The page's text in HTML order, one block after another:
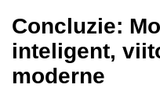
Concluzie:
inteligent,
moderne